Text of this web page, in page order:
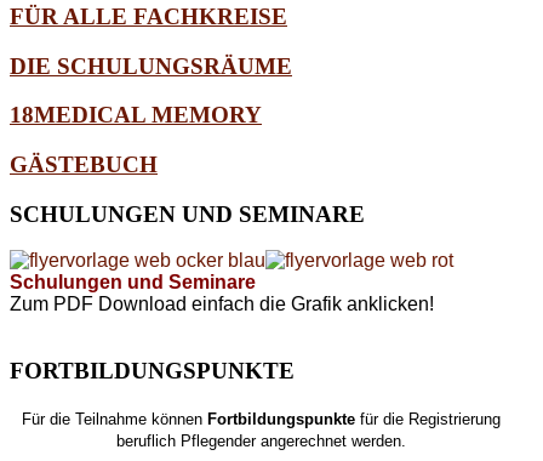
FÜR ALLE FACHKREISE
DIE SCHULUNGSRÄUME
18MEDICAL MEMORY
GÄSTEBUCH
SCHULUNGEN UND SEMINARE
Schulungen und Seminare
Zum PDF Download einfach die Grafik anklicken!
FORTBILDUNGSPUNKTE
Für die Teilnahme könnenFortbildungspunktefür die Registrierung
beruflich Pflegender angerechnet werden.